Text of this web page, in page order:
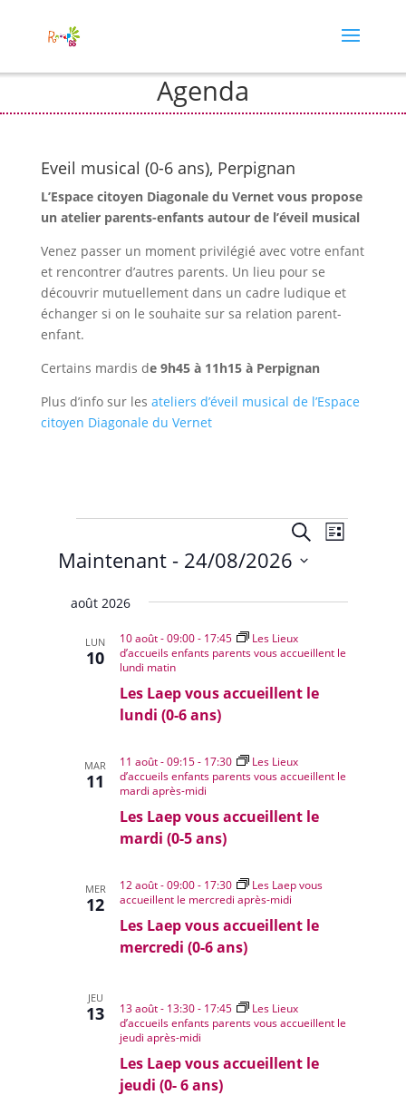
Agenda
Eveil musical (0-6 ans), Perpignan
L’Espace citoyen Diagonale du Vernet vous propose
un atelier parents-enfants autour de l’éveil musical
Venez passer un moment privilégié avec votre enfant
et rencontrer d’autres parents. Un lieu pour se
découvrir mutuellement dans un cadre ludique et
échanger si on le souhaite sur sa relation parent-
enfant.
Certains mardis de 9h45 à 11h15 à Perpignan
Plus d’info sur les ateliers d’éveil musical de l’Espace
citoyen Diagonale du Vernet
Évènements Recherche
et
navigation
de
Recherche
de
Liste
Maintenant - 24/08/2026
une
août 2026
LUN
10
Les Laep vous accueillent le
lundi (0-6 ans)
10 août - 09:00- 17:45
Les Lieux
d’accueils enfants parents vous accueillent le
lundi matin
MAR
11
Les Laep vous accueillent le
mardi (0-5 ans)
11 août - 09:15- 17:30
Les Lieux
d’accueils enfants parents vous accueillent le
mardi après-midi
MER
12
Les Laep vous accueillent le
mercredi (0-6 ans)
12 août - 09:00- 17:30
Les Laep vous
accueillent le mercredi après-midi
JEU
13
Les Laep vous accueillent le
jeudi (0- 6 ans)
13 août - 13:30- 17:45
Les Lieux
d’accueils enfants parents vous accueillent le
jeudi après-midi